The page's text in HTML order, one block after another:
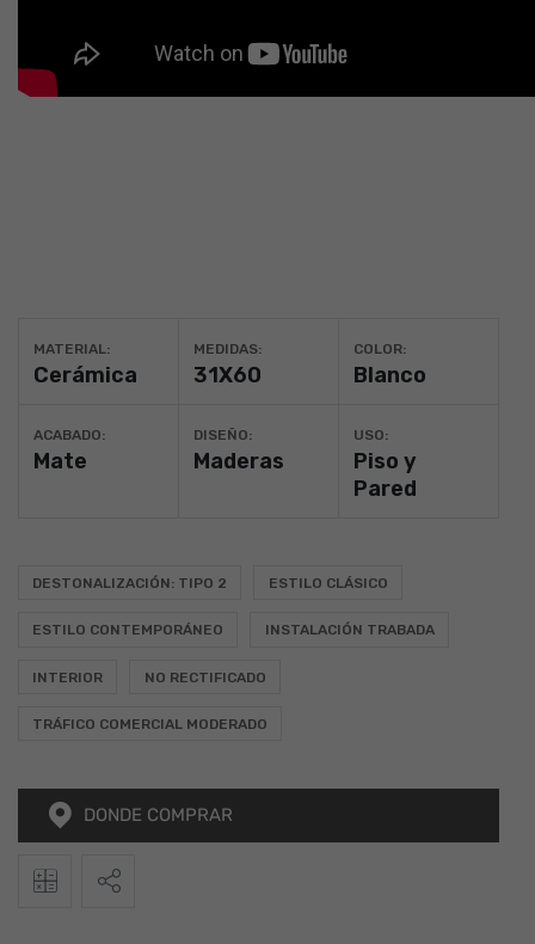
MATERIAL:
Cerámica
MEDIDAS:
31X60
COLOR:
Blanco
ACABADO:
Mate
DISEÑO:
Maderas
USO:
Piso y
Pared
DESTONALIZACIÓN: TIPO 2 ESTILO CLÁSICO
ESTILO CONTEMPORÁNEO INSTALACIÓN TRABADA
INTERIOR NO RECTIFICADO
TRÁFICO COMERCIAL MODERADO
DONDE COMPRAR